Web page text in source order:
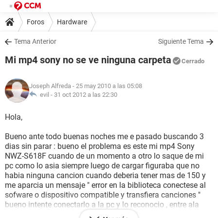
Foros Hardware
Tema Anterior Siguiente Tema
Mi mp4 sony no se ve ninguna carpeta Cerrado
Joseph Alfreda - 25 may 2010 a las 05:08
evil - 31 oct 2012 a las 22:30
Hola,
Bueno ante todo buenas noches me e pasado buscando 3
dias sin parar : bueno el problema es este mi mp4 Sony
NWZ-S618F cuando de un momento a otro lo saque de mi
pc como lo asia siempre luego de cargar figuraba que no
habia ninguna cancion cuando deberia tener mas de 150 y
me aparcia un mensaje " error en la biblioteca conectese al
sofware o dispositivo compatible y transfiera canciones "
bueno intente conectarlo a la pc y lo reconocio , entre ala
unidad y me aspeta pero cuando le di no me abrio niguna